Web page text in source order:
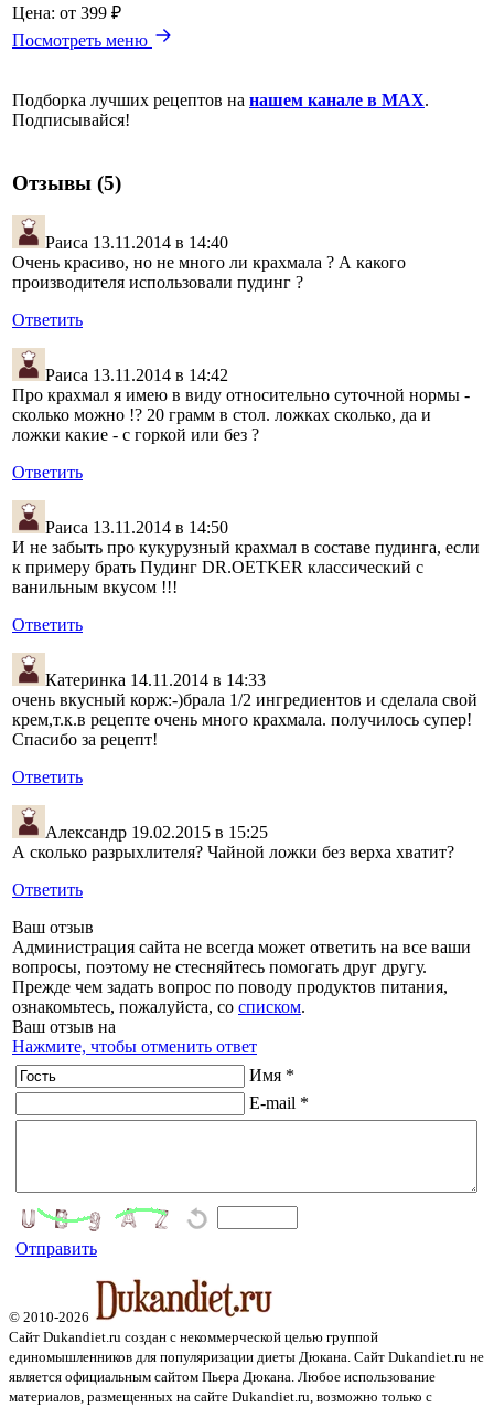
Цена: от 399 ₽
Посмотреть меню
Подборка лучших рецептов на нашем канале в MAX.
Подписывайся!
Отзывы (5)
Раиса 13.11.2014 в 14:40
Очень красиво, но не много ли крахмала ? А какого
производителя использовали пудинг ?
Ответить
Раиса 13.11.2014 в 14:42
Про крахмал я имею в виду относительно суточной нормы -
сколько можно !? 20 грамм в стол. ложках сколько, да и
ложки какие - с горкой или без ?
Ответить
Раиса 13.11.2014 в 14:50
И не забыть про кукурузный крахмал в составе пудинга, если
к примеру брать Пудинг DR.OETKER классический с
ванильным вкусом !!!
Ответить
Катеринка 14.11.2014 в 14:33
очень вкусный корж:-)брала 1/2 ингредиентов и сделала свой
крем,т.к.в рецепте очень много крахмала. получилось супер!
Спасибо за рецепт!
Ответить
Александр 19.02.2015 в 15:25
А сколько разрыхлителя? Чайной ложки без верха хватит?
Ответить
Ваш отзыв
Администрация сайта не всегда может ответить на все ваши
вопросы, поэтому не стесняйтесь помогать друг другу.
Прежде чем задать вопрос по поводу продуктов питания,
ознакомьтесь, пожалуйста, со списком.
Ваш отзыв на
Нажмите, чтобы отменить ответ
Имя *
E-mail *
Отправить
© 2010-2026
Сайт Dukandiet.ru создан с некоммерческой целью группой
единомышленников для популяризации диеты Дюкана. Сайт Dukandiet.ru не
является официальным сайтом Пьера Дюкана. Любое использование
материалов, размещенных на сайте Dukandiet.ru, возможно только с